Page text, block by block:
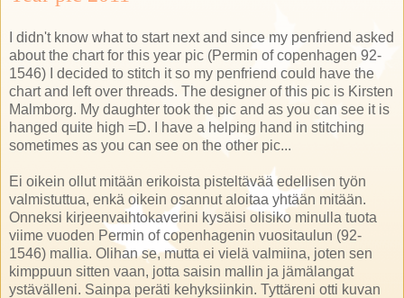
I didn't know what to start next and since my penfriend asked
about the chart for this year pic (Permin of copenhagen 92-
1546) I decided to stitch it so my penfriend could have the
chart and left over threads. The designer of this pic is Kirsten
Malmborg. My daughter took the pic and as you can see it is
hanged quite high =D. I have a helping hand in stitching
sometimes as you can see on the other pic...
Ei oikein ollut mitään erikoista pisteltävää edellisen työn
valmistuttua, enkä oikein osannut aloitaa yhtään mitään.
Onneksi kirjeenvaihtokaverini kysäisi olisiko minulla tuota
viime vuoden Permin of copenhagenin vuositaulun (92-
1546) mallia. Olihan se, mutta ei vielä valmiina, joten sen
kimppuun sitten vaan, jotta saisin mallin ja jämälangat
ystävälleni. Sainpa peräti kehyksiinkin. Tyttäreni otti kuvan